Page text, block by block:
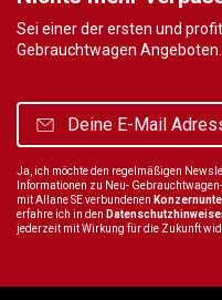
Sei einer der ersten und
Gebrauchtwagen Angeboten.
Ja, ich möchte den regelmäßigen
Informationen zu Neu-
mit Allane SE verbundenen
erfahre ich in den
jederzeit mit Wirkung für die Zukunft